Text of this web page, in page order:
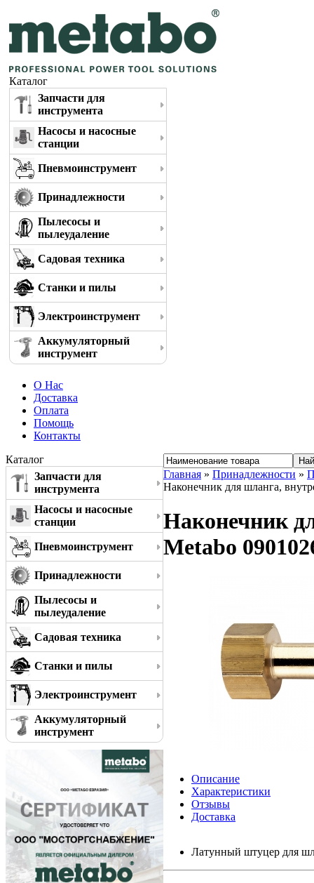
Каталог
Запчасти для
инструмента
Насосы и насосные
станции
Пневмоинструмент
Принадлежности
Пылесосы и
пылеудаление
Садовая техника
Станки и пилы
Электроинструмент
Аккумуляторный
инструмент
О Нас
Доставка
Оплата
Помощь
Контакты
Каталог
Запчасти для
инструмента
Насосы и насосные
станции
Пневмоинструмент
Принадлежности
Пылесосы и
пылеудаление
Садовая техника
Станки и пилы
Электроинструмент
Аккумуляторный
инструмент
Главная » Принадлежности »
Наконечник для шланга,
Наконечник
Metabo
Описание
Характеристики
Отзывы
Доставка
Латунный штуцер для